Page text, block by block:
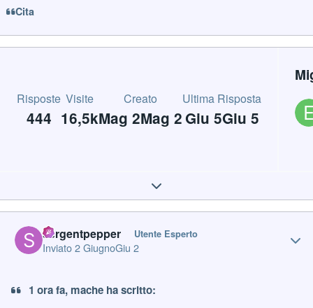
Cita
Risposte
444
Visite
16,5k
Creato
Mag 2Mag 2
Ultima Risposta
Giu 5Giu 5
Expand topic overview
sergentpepper Utente Esperto
Inviato2 GiugnoGiu 2
1 ora fa, mache ha scritto: